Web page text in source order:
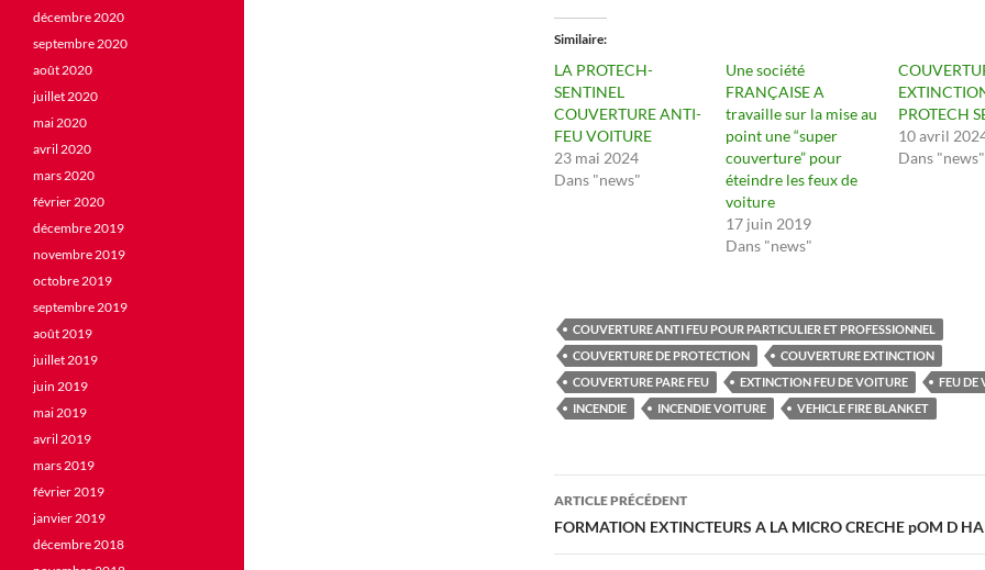
Similaire
LA PROTECH-
SENTINEL
COUVERTURE ANTI-
FEU VOITURE
23 mai 2024
Dans "news"
Une société
FRANÇAISE A
travaille sur la mise au
point une “super
couverture” pour
éteindre les feux de
voiture
17 juin 2019
Dans "news"
PROTECH
10 avril
Dans "news"
COUVERTURE ANTI FEU POUR PARTICULIER ET PROFESSIONNEL
COUVERTURE DE PROTECTION
COUVERTURE EXTINCTION
COUVERTURE PARE FEU
EXTINCTION FEU DE VOITURE
FEU DE
INCENDIE
INCENDIE VOITURE VEHICLE FIRE BLANKET
Navigation
des
ARTICLE PRÉCÉDENT
FORMATION EXTINCTEURS A LA MICRO CRECHE pOM D
décembre 2020
septembre 2020
août 2020
juillet 2020
mai 2020
avril 2020
mars 2020
février 2020
décembre 2019
novembre 2019
octobre 2019
septembre 2019
août 2019
juillet 2019
juin 2019
mai 2019
avril 2019
mars 2019
février 2019
janvier 2019
décembre 2018